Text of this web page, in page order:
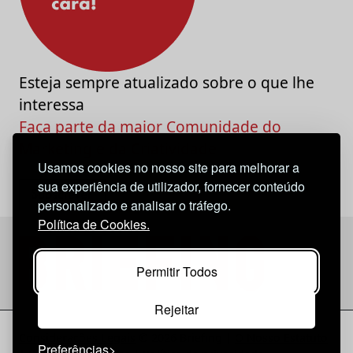
Usamos cookies no nosso site para melhorar a
sua experiência de utilizador, fornecer conteúdo
personalizado e analisar o tráfego.
Política de Cookies.
Permitir Todos
Rejeitar
Esteja sempre atualizado sobre o que lhe
interessa
Faça parte da maior Comunidade do